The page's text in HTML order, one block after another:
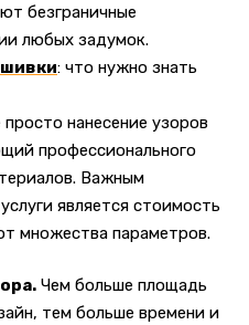
безграничные
любых задумок.
: что нужно знать
нанесение узоров
профессионального
Важным
является стоимость
множества параметров.
Чем больше площадь
тем больше времени и